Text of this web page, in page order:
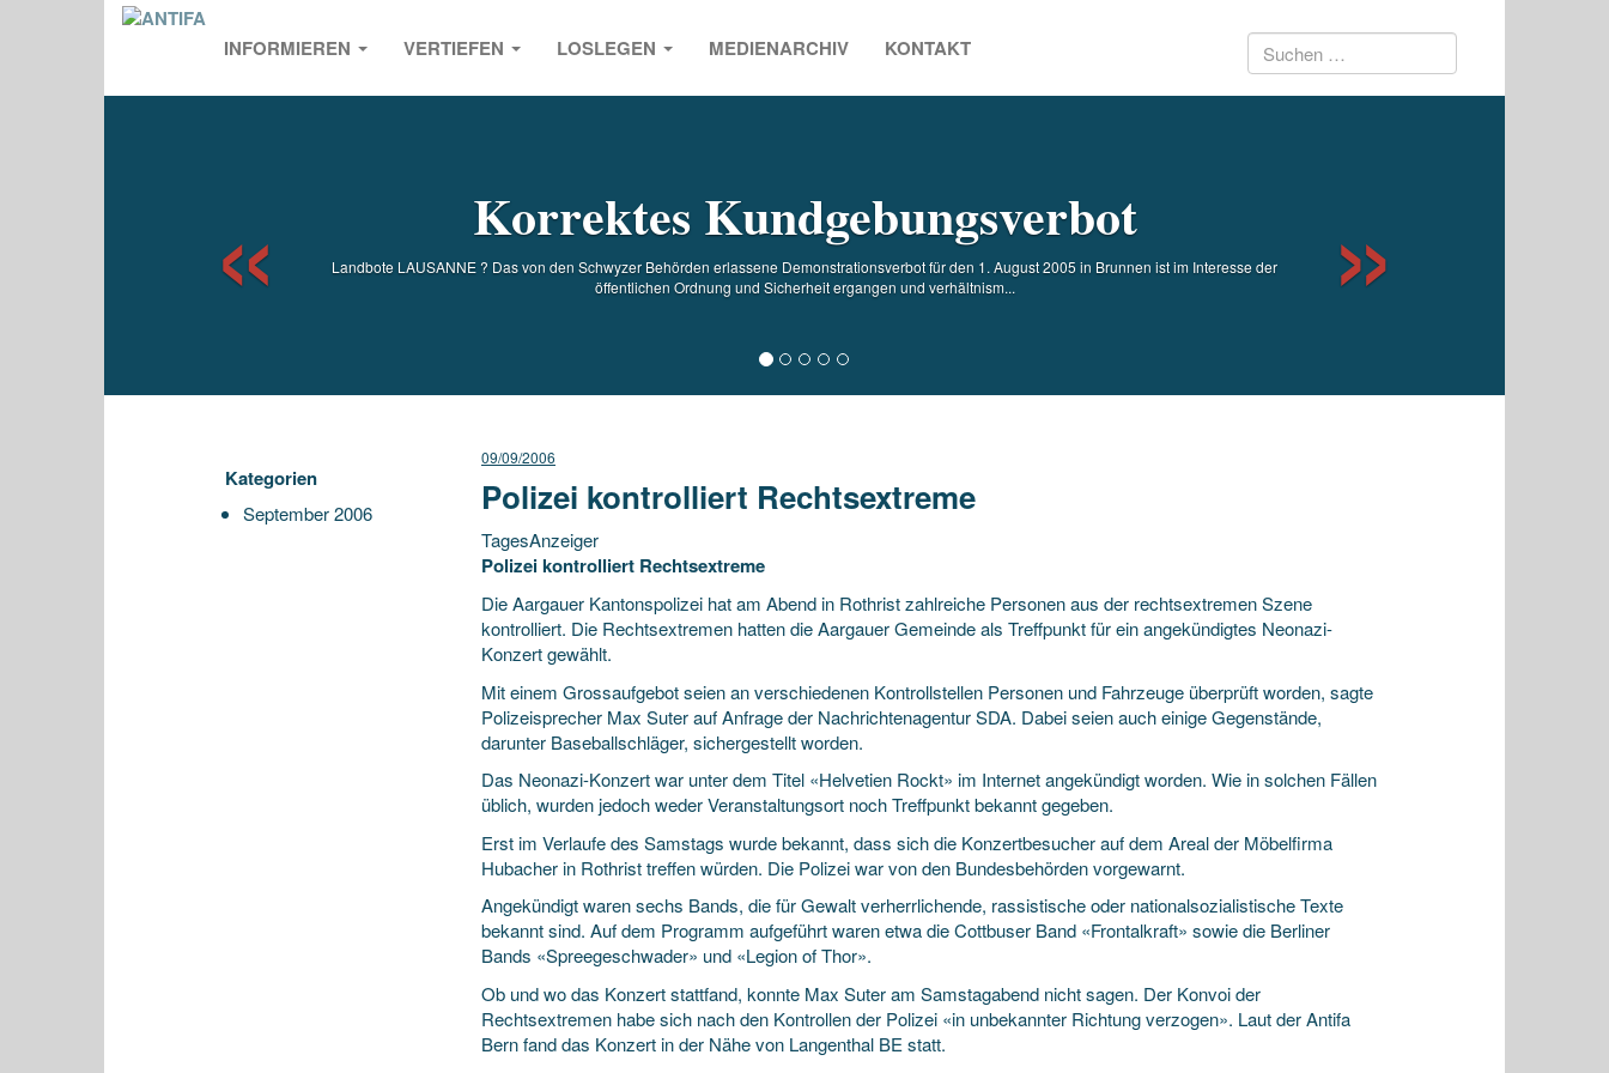
INFORMIEREN VERTIEFEN LOSLEGEN MEDIENARCHIV KONTAKT Suchen
Korrektes Kundgebungsverbot
Landbote LAUSANNE ? Das von den Schwyzer Behörden erlassene Demonstrationsverbot für den 1. August 2005 in Brunnen ist im Interesse der
öffentlichen Ordnung und Sicherheit ergangen und verhältnism...
Kategorien
September 2006
09/09/2006
Polizei kontrolliert Rechtsextreme
TagesAnzeiger
Polizei kontrolliert Rechtsextreme
Die Aargauer Kantonspolizei hat am Abend in Rothrist zahlreiche Personen aus der rechtsextremen Szene
kontrolliert. Die Rechtsextremen hatten die Aargauer Gemeinde als Treffpunkt für ein angekündigtes Neonazi-
Konzertgewählt.
Mit einem Grossaufgebot seien an verschiedenen Kontrollstellen Personen und Fahrzeuge überprüft worden, sagte
Polizeisprecher Max Suter auf Anfrage der Nachrichtenagentur SDA. Dabei seien auch einige Gegenstände,
darunter Baseballschläger, sichergestellt worden.
Das Neonazi-Konzert war unter dem Titel «Helvetien Rockt» im Internet angekündigt worden. Wie in solchen Fällen
üblich, wurden jedoch weder Veranstaltungsort noch Treffpunkt bekannt gegeben.
Erst im Verlaufe des Samstags wurde bekannt, dass sich die Konzertbesucher auf dem Areal der Möbelfirma
Hubacher in Rothrist treffen würden. Die Polizei war von den Bundesbehörden vorgewarnt.
Angekündigt waren sechs Bands, die für Gewalt verherrlichende, rassistische oder nationalsozialistische Texte
bekannt sind. Auf dem Programm aufgeführt waren etwa die Cottbuser Band «Frontalkraft» sowie die Berliner
Bands «Spreegeschwader» und «Legion of Thor».
Ob und wo das Konzert stattfand, konnte Max Suter am Samstagabend nicht sagen. Der Konvoi der
Rechtsextremen habe sich nach den Kontrollen der Polizei «in unbekannter Richtung verzogen». Laut der Antifa
Bern fand das Konzert in der Nähe von Langenthal BE statt.